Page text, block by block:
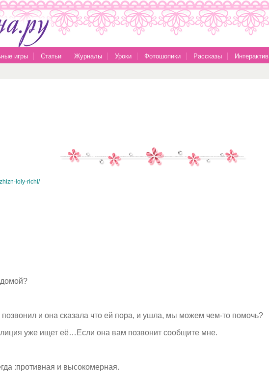
игры Статьи Журналы Уроки Фотошопики Рассказы Интерактив
loly-richi/
и она сказала что ей пора, и ушла, мы можем чем-то помочь?
уже ищет её…Если она вам позвонит сообщите мне.
:противная и высокомерная.